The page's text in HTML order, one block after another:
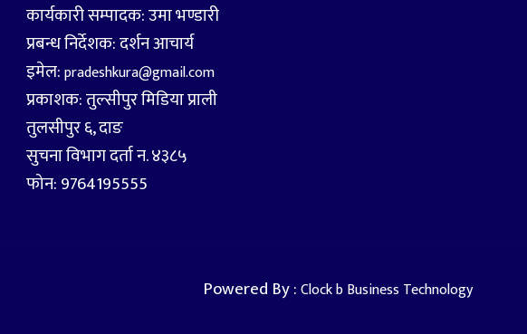
कार्यकारी सम्पादक: उमा भण्डारी
प्रबन्ध निर्देशक: दर्शन आचार्य
इमेल:pradeshkura@gmail.com
प्रकाशक: तुल्सीपुर मिडिया प्राली
तुलसीपुर ६, दाङ
सुचना विभाग दर्ता न. ४३८५
फोन: 9764195555
Powered By :Clock b Business Technology